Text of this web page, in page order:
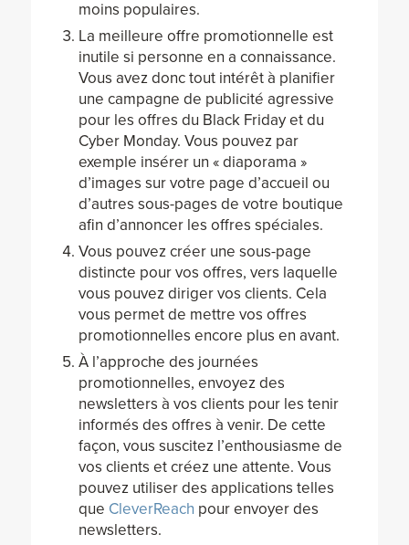
moins populaires.
La meilleure offre promotionnelle est
inutile si personne en a connaissance.
Vous avez donc tout intérêt à planifier
une campagne de publicité agressive
pour les offres du Black Friday et du
Cyber Monday. Vous pouvez par
exemple insérer un « diaporama »
d’images sur votre page d’accueil ou
d’autres sous-pages de votre boutique
afin d’annoncer les offres spéciales.
Vous pouvez créer une sous-page
distincte pour vos offres, vers laquelle
vous pouvez diriger vos clients. Cela
vous permet de mettre vos offres
promotionnelles encore plus en avant.
À l’approche des journées
promotionnelles, envoyez des
newsletters à vos clients pour les tenir
informés des offres à venir. De cette
façon, vous suscitez l’enthousiasme de
vos clients et créez une attente. Vous
pouvez utiliser des applications telles
que CleverReach pour envoyer des
newsletters.